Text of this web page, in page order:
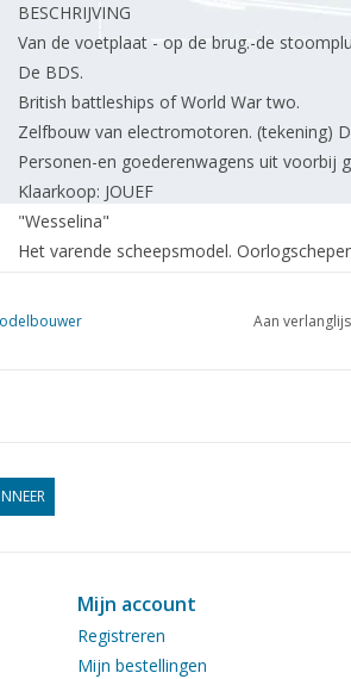
BESCHRIJVING
Van de voetplaat - op de brug.-de
De BDS.
British battleships of World War two.
Zelfbouw van electromotoren. (tekening)
Personen-en goederenwagens uit voorbij
Klaarkoop: JOUEF
"Wesselina"
Het varende scheepsmodel.
Het Verzamelen van
Balansstoommachine in hout.
Handboek varende scheepsmodellen.
Model and miniature railways.
Uit de handel en industrie: Skil, Jouef.
Aan
Mijn account
Registreren
Mijn bestellingen